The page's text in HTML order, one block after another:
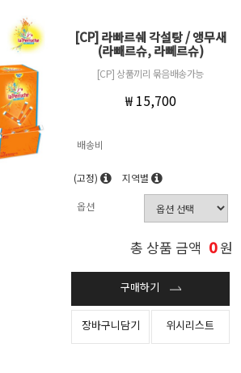
[CP] 라빠르쉐 각설탕 / 앵무새
(라빼르슈, 라뻬르슈)
[CP] 상품끼리 묶음배송가능
₩ 15,700
배송비
(고정) 지역별
옵션
총 상품 금액 0원
구매하기
장바구니담기 위시리스트